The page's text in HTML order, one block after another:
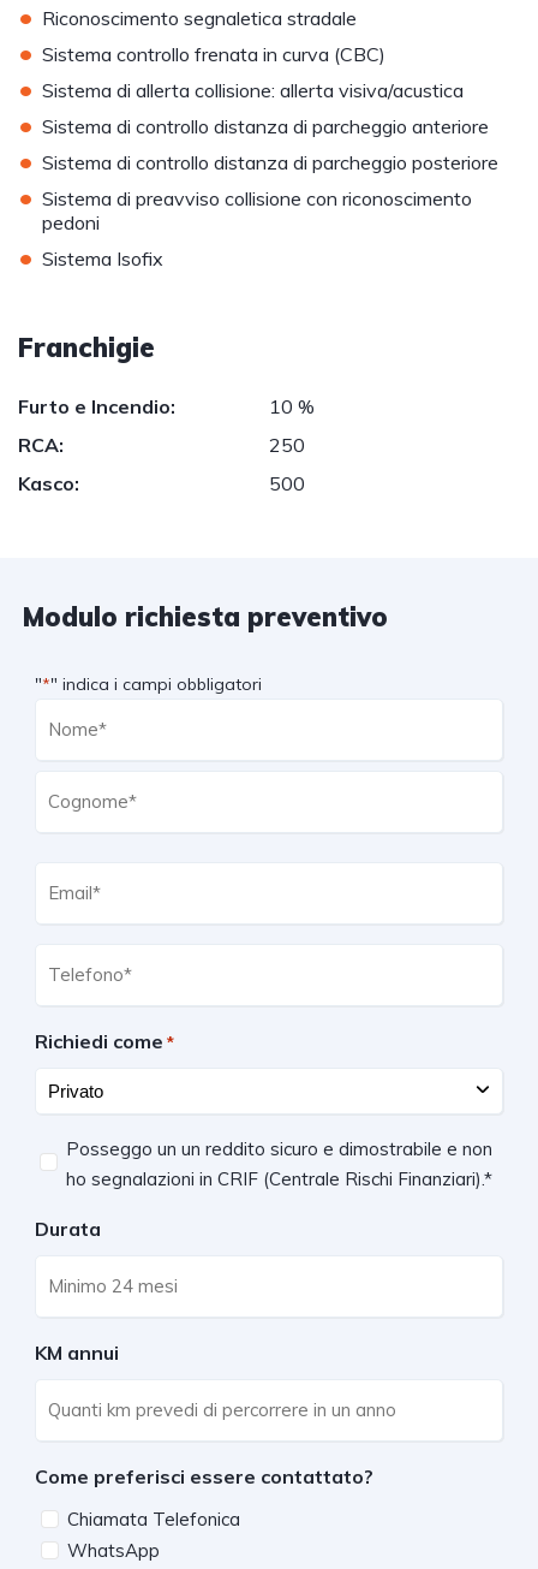
• Riconoscimento segnaletica stradale
• Sistema controllo frenata in curva (CBC)
• Sistema di allerta collisione: allerta visiva/acustica
• Sistema di controllo distanza di parcheggio anteriore
• Sistema di controllo distanza di parcheggio posteriore
• Sistema di preavviso collisione con riconoscimento
pedoni
• Sistema Isofix
Franchigie
Furto e Incendio:
10 %
RCA:
250
Kasco:
500
Modulo richiesta preventivo
"*" indica i campi obbligatori
Richiedi come *
Requisiti
Posseggo un un reddito sicuro e dimostrabile e non
ho segnalazioni in CRIF (Centrale Rischi Finanziari).*
Durata
KM annui
Come preferisci essere contattato?
Chiamata Telefonica
WhatsApp